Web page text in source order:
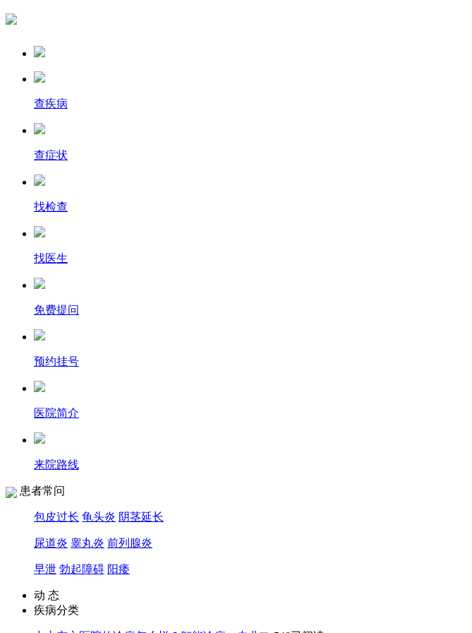
查疾病
查症状
找检查
找医生
免费提问
预约挂号
医院简介
来院路线
患者常问
包皮过长 龟头炎 阴茎延长
尿道炎 睾丸炎 前列腺炎
早泄 勃起障碍 阳痿
动 态
疾病分类